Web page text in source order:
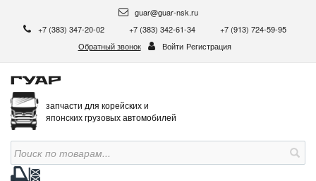
guar@guar-nsk.ru
+7 (383) 347-20-02
+7 (383) 342-61-34
+7 (913) 724-59-95
Обратный звонок
Войти Регистрация
запчасти для корейских и
японских грузовых автомобилей